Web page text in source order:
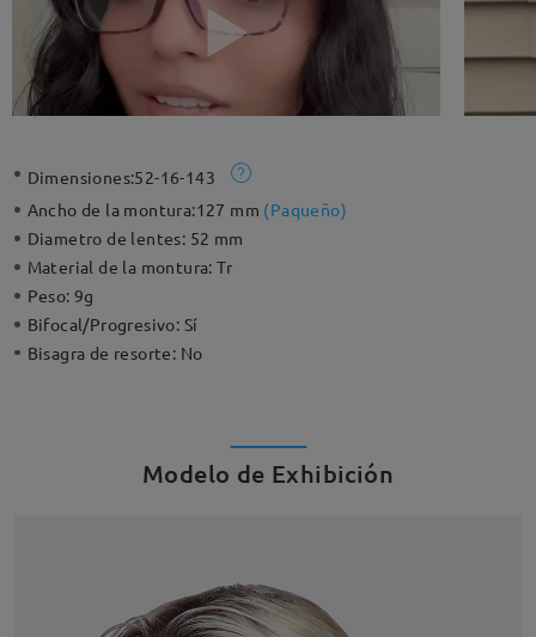
Dimensiones:52-16-143
Ancho de la montura:127 mm (Paqueño)
Diametro de lentes: 52 mm
Material de la montura:Tr
Peso: 9g
Bifocal/Progresivo: Sí
Bisagra de resorte: No
Modelo de Exhibición